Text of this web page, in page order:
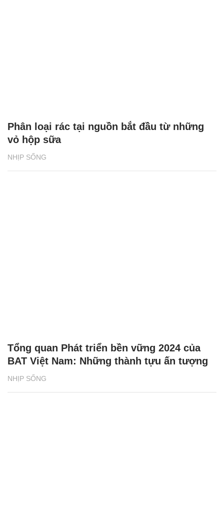
NHỊP SỐNG
Phân loại rác tại nguồn bắt đầu từ những
vỏ hộp sữa
NHỊP SỐNG
Tổng quan Phát triển bền vững 2024 của
BAT Việt Nam: Những thành tựu ấn tượng